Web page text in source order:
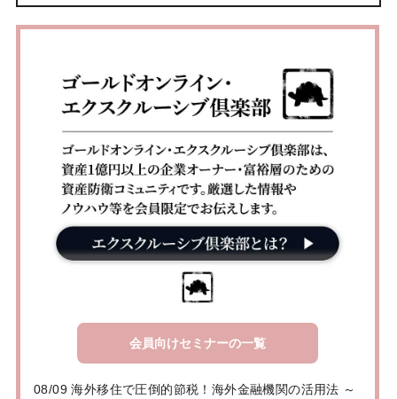
会員向けセミナーの一覧
08/09 海外移住で圧倒的節税！海外金融機関の活用法 ～